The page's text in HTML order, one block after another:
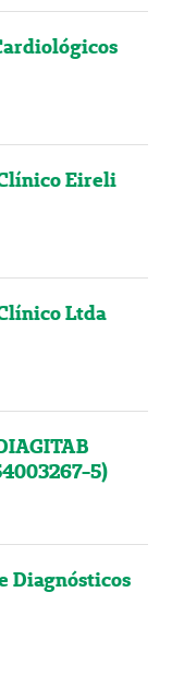
Eireli
Ltda
5)
Diagnósticos